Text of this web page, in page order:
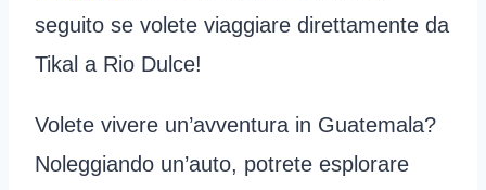
seguito se volete viaggiare direttamente da
Tikal a Rio Dulce!
Volete vivere un’avventura in Guatemala?
Noleggiando un’auto, potrete esplorare